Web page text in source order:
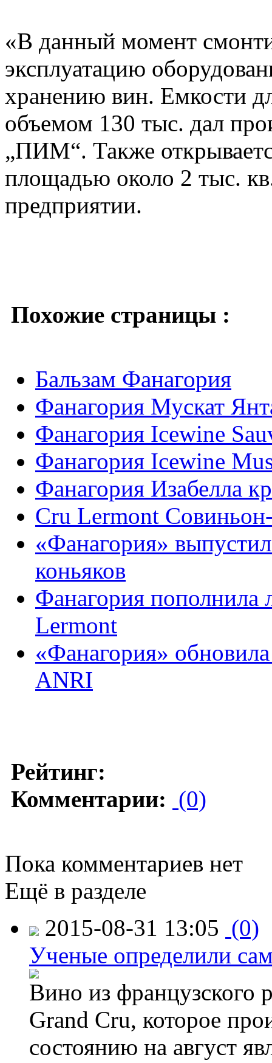
«В данный момент
эксплуатацию
хранению вин. Емкости
объемом 130 тыс. дал
„ПИМ“. Также
площадью около 2 тыс.
предприятии.
Похожие страницы :
Бальзам Фанагория
Фанагория Мускат
Фанагория Icewine
Фанагория Icewine
Фанагория Изабелла
Cru Lermont
«Фанагория»
коньяков
Фанагория пополнила
Lermont
«Фанагория»
ANRI
Рейтинг:
Комментарии: (0)
Пока комментариев нет
Ещё в разделе
2015-08-31 13:05 (0)
Ученые определили
Вино из французского
Grand Cru, которое
состоянию на август